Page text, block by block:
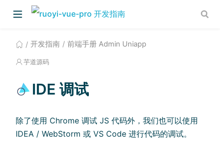
开发指南 前端手册 Admin Uniapp
芋道源码
IDE 调试
除了使用 Chrome 调试 JS 代码外，我们也可以使用
IDEA / WebStorm 或 VS Code 进行代码的调试。